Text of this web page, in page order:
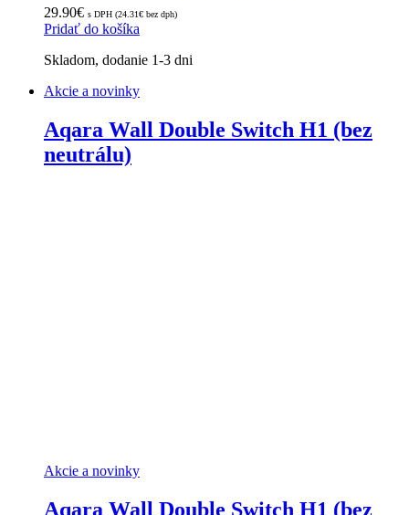
29.90€ s DPH (24.31€ bez dph)
Pridať do košíka
Skladom, dodanie 1-3 dni
Akcie a novinky
Aqara Wall Double Switch H1 (bez
neutrálu)
Akcie a novinky
Aqara Wall Double Switch H1 (bez